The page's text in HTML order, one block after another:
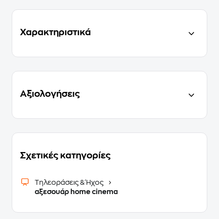
Χαρακτηριστικά
Αξιολογήσεις
Σχετικές κατηγορίες
Τηλεοράσεις & Ήχος
αξεσουάρ home cinema